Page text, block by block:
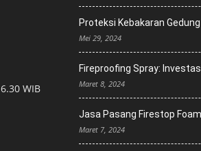
WIB
Proteksi Kebakaran
Mei 29, 2024
Fireproofing Spray:
Maret 8, 2024
Jasa Pasang Firestop
Maret 7, 2024